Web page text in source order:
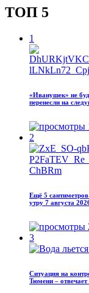
ТОП 5
1
«Иванушек» не
перенесли на
2
Ещё 5
утру 7 августа
3
Ситуация на
Тюмени – отвечает